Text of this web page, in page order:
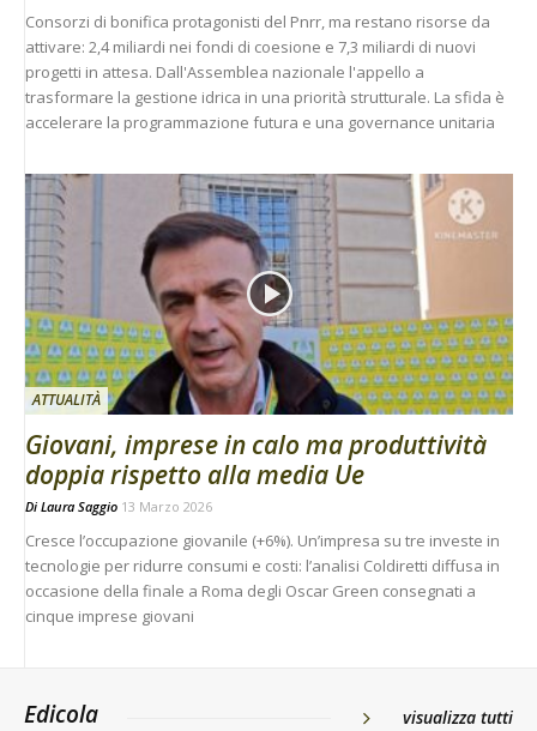
Consorzi di bonifica protagonisti del Pnrr, ma restano risorse da
attivare: 2,4 miliardi nei fondi di coesione e 7,3 miliardi di nuovi
progetti in attesa. Dall'Assemblea nazionale l'appello a
trasformare la gestione idrica in una priorità strutturale. La sfida è
accelerare la programmazione futura e una governance unitaria
ATTUALITÀ
Giovani, imprese in calo ma produttività
doppia rispetto alla media Ue
Di Laura Saggio 13 Marzo 2026
Cresce l’occupazione giovanile (+6%). Un’impresa su tre investe in
tecnologie per ridurre consumi e costi: l’analisi Coldiretti diffusa in
occasione della finale a Roma degli Oscar Green consegnati a
cinque imprese giovani
Edicola visualizza tutti